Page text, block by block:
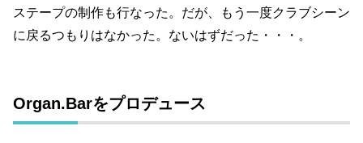
ステープの制作も行なった。だが、もう一度クラブシーン
に戻るつもりはなかった。ないはずだった・・・。
Organ.Barをプロデュース